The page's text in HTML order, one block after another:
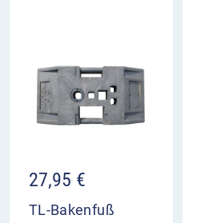
27,95 €
TL-Bakenfuß